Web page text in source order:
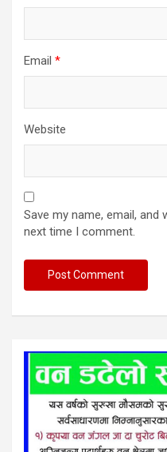
Email *
Website
Save my name, email,
next time I comment.